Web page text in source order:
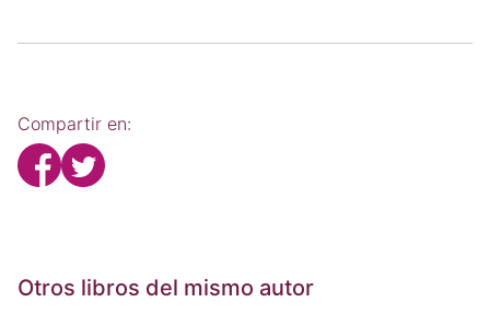
Compartir en:
Otros libros del mismo autor